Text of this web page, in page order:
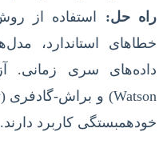
راه حل:
خودهمبستگی کاربرد دارند.